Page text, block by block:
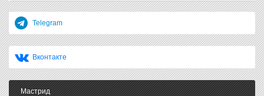
Telegram
Вконтакте
Мастрид